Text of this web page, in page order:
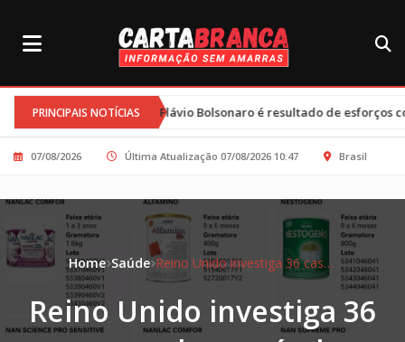
PRINCIPAIS NOTÍCIAS
e Flávio Bolsonaro é resultado de esforços conjuntos e clima tenso
07/08/2026 Última Atualização 07/08/2026 10:47 Brasil
Home Saúde Reino Unido investiga 36 casos de possível intoxicação alimentar em bebês após recall de fórmulas da Nestlé
Reino Unido investiga 36